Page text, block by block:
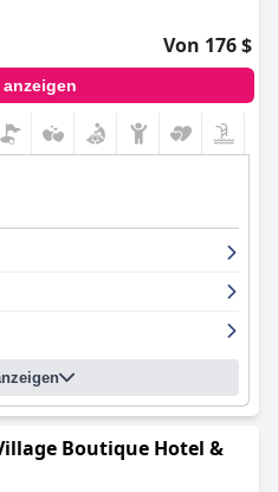
Von 176 $
anzeigen
Boutique Hotel &